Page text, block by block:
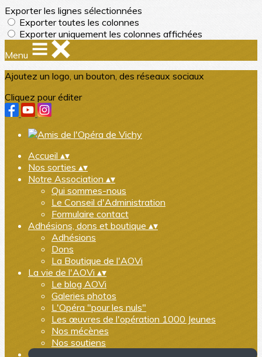
Exporter les lignes sélectionnées
Exporter toutes les colonnes
Exporter uniquement les colonnes affichées
Menu
Ajoutez un logo, un bouton, des réseaux sociaux
Cliquez pour éditer
Accueil ▴▾
Nos sorties ▴▾
Notre Association ▴▾
Qui sommes-nous
Le Conseil d'Administration
Formulaire contact
Adhésions, dons et boutique ▴▾
Adhésions
Dons
La Boutique de l'AOVi
La vie de l'AOVi ▴▾
Le blog AOVi
Galeries photos
L'Opéra "pour les nuls"
Les œuvres de l'opération 1000 Jeunes
Nos mécènes
Nos soutiens